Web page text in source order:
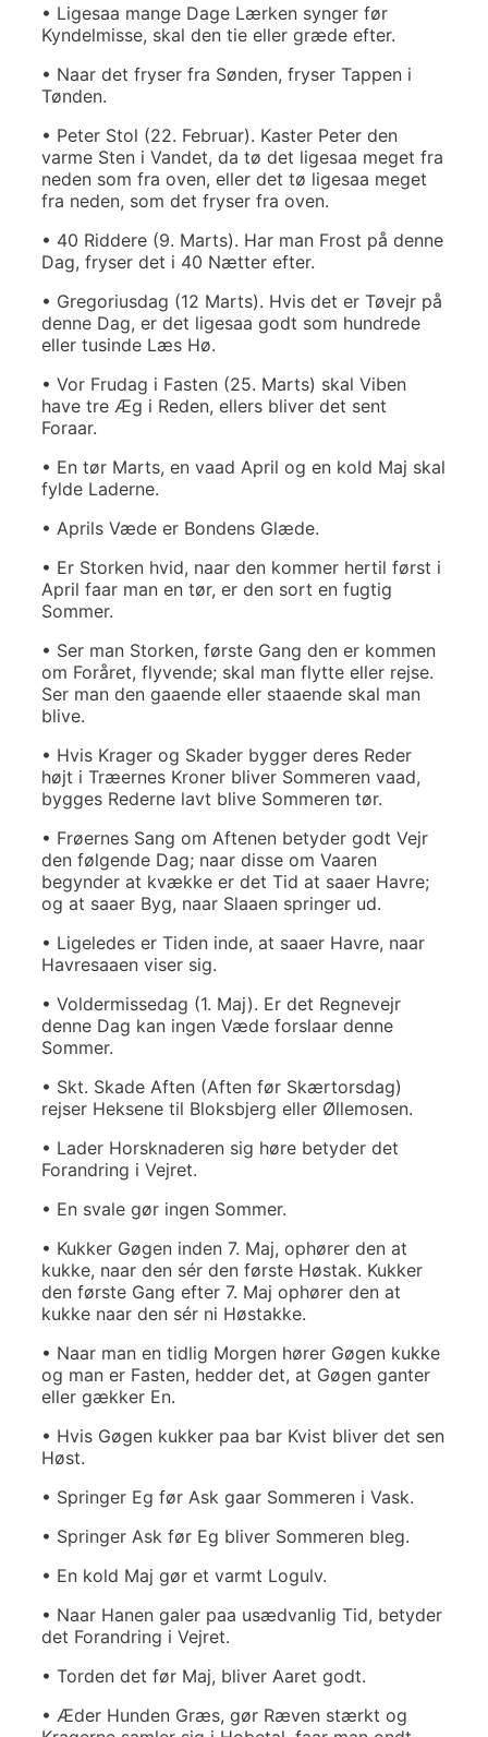
• Ligesaa mange Dage Lærken synger før
Kyndelmisse, skal den tie eller græde efter.
• Naar det fryser fra Sønden, fryser Tappen i
Tønden.
• Peter Stol (22. Februar). Kaster Peter den
varme Sten i Vandet, da tø det ligesaa meget fra
neden som fra oven, eller det tø ligesaa meget
fra neden, som det fryser fra oven.
• 40 Riddere (9. Marts). Har man Frost på denne
Dag, fryser det i 40 Nætter efter.
• Gregoriusdag (12 Marts). Hvis det er Tøvejr på
denne Dag, er det ligesaa godt som hundrede
eller tusinde Læs Hø.
• Vor Frudag i Fasten (25. Marts) skal Viben
have tre Æg i Reden, ellers bliver det sent
Foraar.
• En tør Marts, en vaad April og en kold Maj skal
fylde Laderne.
• Aprils Væde er Bondens Glæde.
• Er Storken hvid, naar den kommer hertil først i
April faar man en tør, er den sort en fugtig
Sommer.
• Ser man Storken, første Gang den er kommen
om Foråret, flyvende; skal man flytte eller rejse.
Ser man den gaaende eller staaende skal man
blive.
• Hvis Krager og Skader bygger deres Reder
højt i Træernes Kroner bliver Sommeren vaad,
bygges Rederne lavt blive Sommeren tør.
• Frøernes Sang om Aftenen betyder godt Vejr
den følgende Dag; naar disse om Vaaren
begynder at kvække er det Tid at saaer Havre;
og at saaer Byg, naar Slaaen springer ud.
• Ligeledes er Tiden inde, at saaer Havre, naar
Havresaaen viser sig.
• Voldermissedag (1. Maj). Er det Regnevejr
denne Dag kan ingen Væde forslaar denne
Sommer.
• Skt. Skade Aften (Aften før Skærtorsdag)
rejser Heksene til Bloksbjerg eller Øllemosen.
• Lader Horsknaderen sig høre betyder det
Forandring i Vejret.
• En svale gør ingen Sommer.
• Kukker Gøgen inden 7. Maj, ophører den at
kukke, naar den sér den første Høstak. Kukker
den første Gang efter 7. Maj ophører den at
kukke naar den sér ni Høstakke.
• Naar man en tidlig Morgen hører Gøgen kukke
og man er Fasten, hedder det, at Gøgen ganter
eller gækker En.
• Hvis Gøgen kukker paa bar Kvist bliver det sen
Høst.
• Springer Eg før Ask gaar Sommeren i Vask.
• Springer Ask før Eg bliver Sommeren bleg.
• En kold Maj gør et varmt Logulv.
• Naar Hanen galer paa usædvanlig Tid, betyder
det Forandring i Vejret.
• Torden det før Maj, bliver Aaret godt.
• Æder Hunden Græs, gør Ræven stærkt og